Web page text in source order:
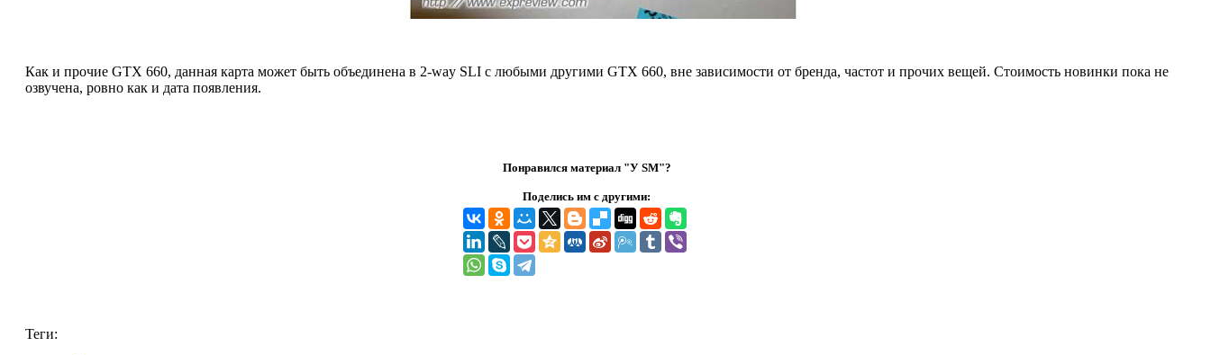
Как и прочие GTX 660, данная карта может быть объединена в 2-way SLI с любыми другими GTX 660, вне зависимости от бренда, частот и прочих вещей. Стоимость новинки пока не
озвучена, ровно как и дата появления.
Понравился материал "У SM"?
Поделись им с другими:
Теги: